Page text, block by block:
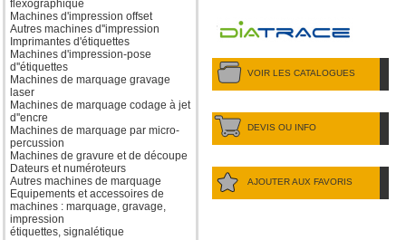
flexographique
Machines d'impression offset
Autres machines d''impression
Imprimantes d'étiquettes
Machines d'impression-pose
d''étiquettes
Machines de marquage gravage
laser
Machines de marquage codage à jet
d''encre
Machines de marquage par micro-
percussion
Machines de gravure et de découpe
Dateurs et numéroteurs
Autres machines de marquage
Equipements et accessoires de
machines : marquage, gravage,
impression
étiquettes, signalétique
VOIR LES CATALOGUES
DEVIS OU INFO
AJOUTER AUX FAVORIS